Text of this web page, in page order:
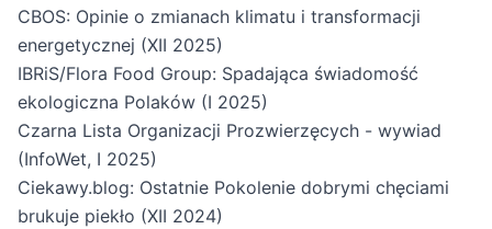
CBOS: Opinie o zmianach klimatu i transformacji
energetycznej (XII 2025)
IBRiS/Flora Food Group: Spadająca świadomość
ekologiczna Polaków (I 2025)
Czarna Lista Organizacji Prozwierzęcych - wywiad
(InfoWet, I 2025)
Ciekawy.blog: Ostatnie Pokolenie dobrymi chęciami
brukuje piekło (XII 2024)